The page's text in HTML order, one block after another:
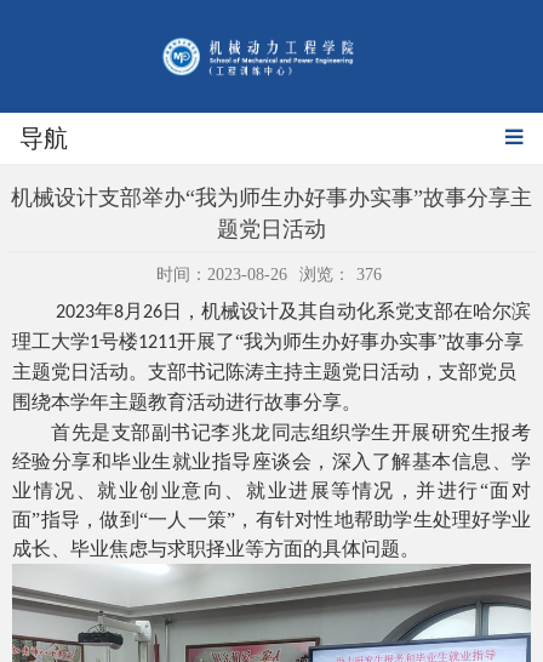
导航
机械设计支部举办“我为师生办好事办实事”故事分享主
题党日活动
时间：2023-08-26 浏览： 376
2023年8月 26日，机械设计及其自动化系党支部在哈尔滨
理工大学1号楼1211开展了“我为师生办好事办实事”故事分享
主题党日活动。支部书记陈涛主持主题党日活动，支部党员
围绕本学年主题教育活动进行故事分享。
首先是支部副书记李兆龙同志组织学生开展研究生报考
经验分享和毕业生就业指导座谈会，深入了解基本信息、学
业情况、就业创业意向、就业进展等情况，并进行“面对
面”指导，做到“一人一策”，有针对性地帮助学生处理好学业
成长、毕业焦虑与求职择业等方面的具体问题。